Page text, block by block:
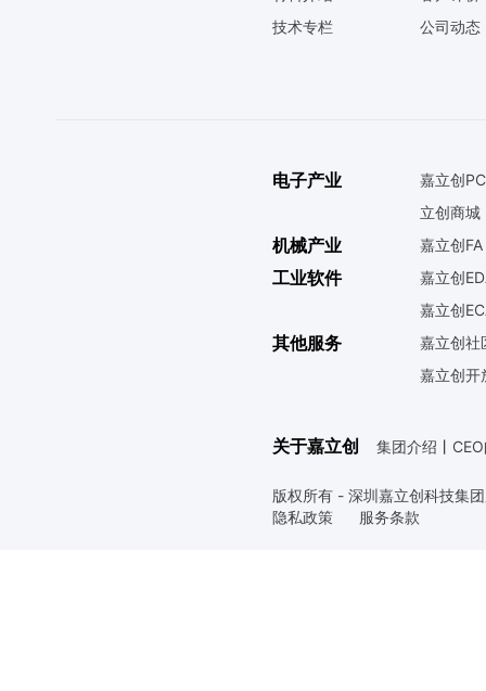
技术专栏
公司动态
电子产业
嘉立创
立创商城
机械产业 嘉立创FA
工业软件
嘉立创
嘉立创
其他服务
嘉立创社
嘉立创开
关于嘉立创 集团介绍 丨
版权所有 - 深圳嘉立创科技集
隐私政策
服务条款